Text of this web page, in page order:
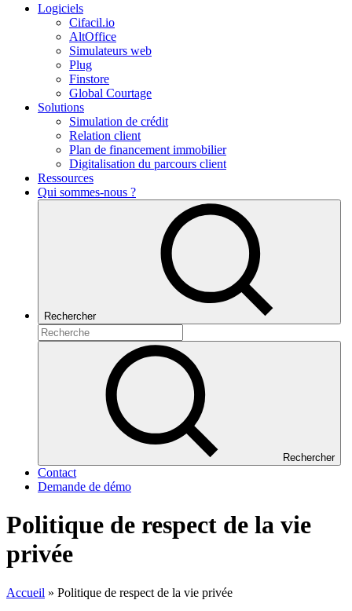
Logiciels
Cifacil.io
AltOffice
Simulateurs web
Plug
Finstore
Global Courtage
Solutions
Simulation de crédit
Relation client
Plan de financement immobilier
Digitalisation du parcours client
Ressources
Qui sommes-nous ?
Rechercher
Rechercher
Contact
Demande de démo
Politique de respect de la vie
privée
Accueil » Politique de respect de la vie privée